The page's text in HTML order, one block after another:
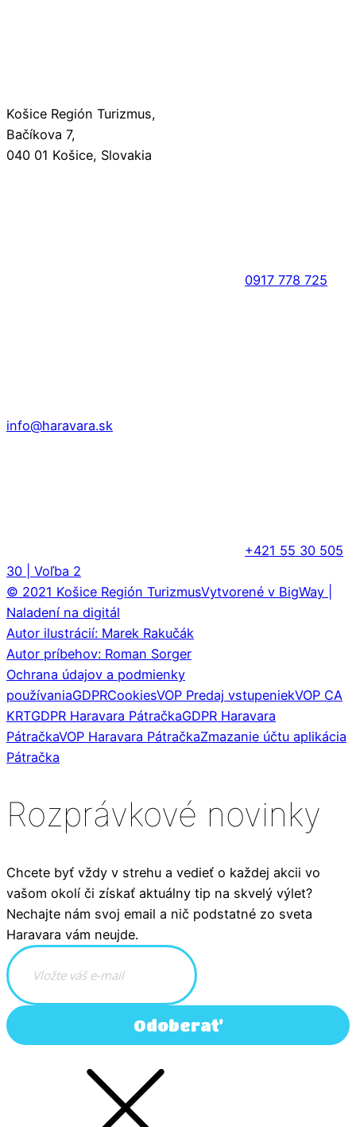
Košice Región Turizmus,
Bačíkova 7,
040 01 Košice, Slovakia
0917 778 725
info@haravara.sk
+421 55 30 505
30 | Voľba 2
© 2021 Košice Región TurizmusVytvorené v BigWay |
Naladení na digitál
Autor ilustrácií: Marek Rakučák
Autor príbehov: Roman Sorger
Ochrana údajov a podmienky
používaniaGDPRCookiesVOP Predaj vstupeniekVOP CA
KRTGDPR Haravara PátračkaGDPR Haravara
PátračkaVOP Haravara PátračkaZmazanie účtu aplikácia
Pátračka
Rozprávkové novinky
Chcete byť vždy v strehu a vedieť o každej akcii vo
vašom okolí či získať aktuálny tip na skvelý výlet?
Nechajte nám svoj email a nič podstatné zo sveta
Haravara vám neujde.
Odoberať